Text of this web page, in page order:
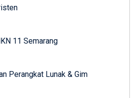
11 Semarang
Perangkat Lunak & Gim